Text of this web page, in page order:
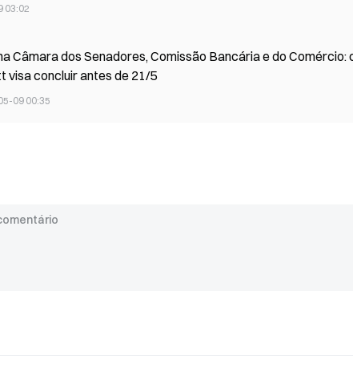
03:02
Câmara dos Senadores, Comissão Bancária e do
visa concluir antes de 21/5
09 00:35